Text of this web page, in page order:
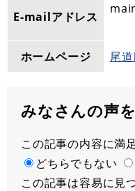
E-mailアドレス
ホームページ 尾
みなさんの声
満
足
度
この記事の内容に
どちらでもない
容
この記事は容易に